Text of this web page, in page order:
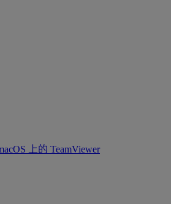
上的 TeamViewer